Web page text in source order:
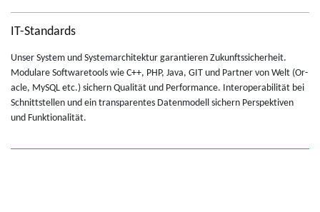
IT-Standards
Unser Sys­tem und Sys­temar­chitek­tur garantieren Zukun­ftssicher­heit.
Mod­u­lare Soft­ware­tools wie C++, PHP, Java, GIT und Part­ner von Welt (Or­
a­cle, MySQL etc.) sich­ern Qualität und Per­for­mance. In­ter­op­er­abilität bei
Schnittstellen und ein trans­par­entes Daten­mod­ell sich­ern Per­spek­tiven
und Funk­tion­alität.